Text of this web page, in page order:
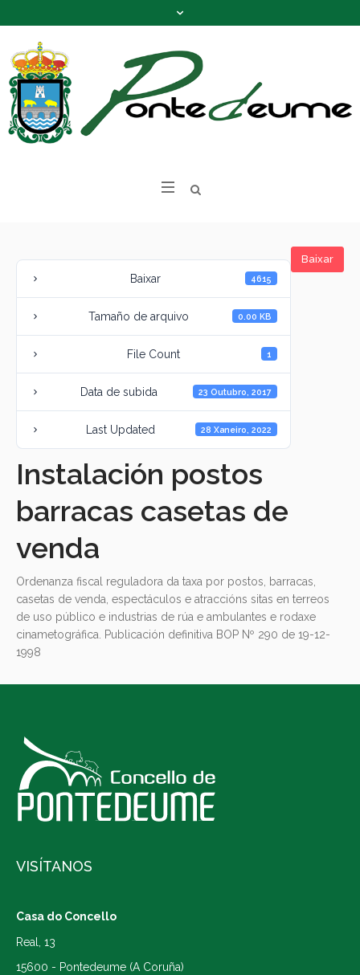
Baixar
Baixar 4615
Tamaño de arquivo 0.00 KB
File Count 1
Data de subida 23 Outubro, 2017
Last Updated 28 Xaneiro, 2022
Instalación postos
barracas casetas de
venda
Ordenanza fiscal reguladora da taxa por postos, barracas,
casetas de venda, espectáculos e atraccións sitas en terreos
de uso público e industrias de rúa e ambulantes e rodaxe
cinametográfica. Publicación definitiva BOP Nº 290 de 19-12-
1998
VISÍTANOS
Casa do Concello
Real, 13
15600 - Pontedeume (A Coruña)